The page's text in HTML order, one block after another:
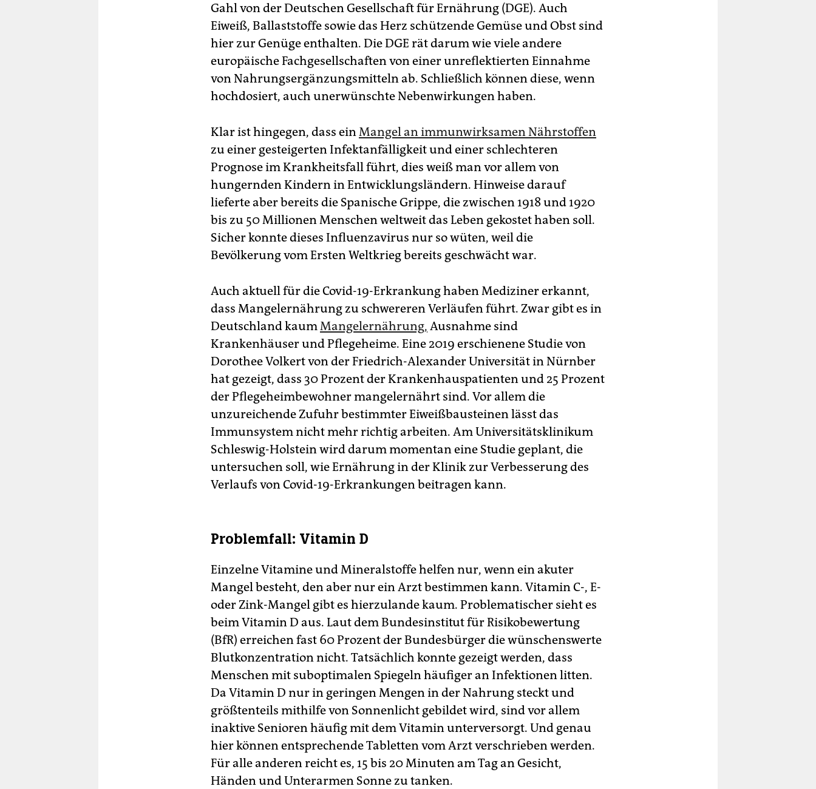
Gahl von der Deutschen Gesellschaft für Ernährung (DGE). Auch
Eiweiß, Ballaststoffe sowie das Herz schützende Gemüse und Obst sind
hier zur Genüge enthalten. Die DGE rät darum wie viele andere
europäische Fachgesellschaften von einer unreflektierten Einnahme
von Nahrungsergänzungsmitteln ab. Schließlich können diese, wenn
hochdosiert, auch unerwünschte Nebenwirkungen haben.
Klar ist hingegen, dass einMangel an immunwirksamen Nährstoffen
zu einer gesteigerten Infektanfälligkeit und einer schlechteren
Prognose im Krankheitsfall führt, dies weiß man vor allem von
hungernden Kindern in Entwicklungsländern. Hinweise darauf
lieferte aber bereits die Spanische Grippe, die zwischen 1918 und 1920
bis zu 50 Millionen Menschen weltweit das Leben gekostet haben soll.
Sicher konnte dieses Influenzavirus nur so wüten, weil die
Bevölkerung vom Ersten Weltkrieg bereits geschwächt war.
Auch aktuell für die Covid-19-Erkrankung haben Mediziner erkannt,
dass Mangelernährung zu schwereren Verläufen führt. Zwar gibt es in
Deutschland kaumMangelernährung, Ausnahme sind
Krankenhäuser und Pflegeheime. Eine 2019 erschienene Studie von
Dorothee Volkert von der Friedrich-Alexander Universität in Nürnber
hat gezeigt, dass 30 Prozent der Krankenhauspatienten und 25 Prozent
der Pflegeheimbewohner mangelernährt sind. Vor allem die
unzureichende Zufuhr bestimmter Eiweißbausteinen lässt das
Immunsystem nicht mehr richtig arbeiten. Am Universitätsklinikum
Schleswig-Holstein wird darum momentan eine Studie geplant, die
untersuchen soll, wie Ernährung in der Klinik zur Verbesserung des
Verlaufs von Covid-19-Erkrankungen beitragen kann.
Problemfall: Vitamin D
Einzelne Vitamine und Mineralstoffe helfen nur, wenn ein akuter
Mangel besteht, den aber nur ein Arzt bestimmen kann. Vitamin C-, E-
oder Zink-Mangel gibt es hierzulande kaum. Problematischer sieht es
beim Vitamin D aus. Laut dem Bundesinstitut für Risikobewertung
(BfR) erreichen fast 60 Prozent der Bundesbürger die wünschenswerte
Blutkonzentration nicht. Tatsächlich konnte gezeigt werden, dass
Menschen mit suboptimalen Spiegeln häufiger an Infektionen litten.
Da Vitamin D nur in geringen Mengen in der Nahrung steckt und
größtenteils mithilfe von Sonnenlicht gebildet wird, sind vor allem
inaktive Senioren häufig mit dem Vitamin unterversorgt. Und genau
hier können entsprechende Tabletten vom Arzt verschrieben werden.
Für alle anderen reicht es, 15 bis 20 Minuten am Tag an Gesicht,
Händen und Unterarmen Sonne zu tanken.